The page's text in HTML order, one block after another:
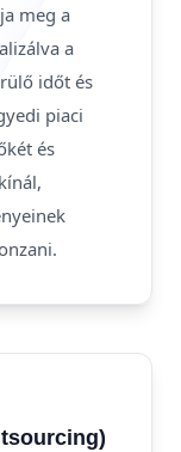
meg a
a
időt és
piaci
és